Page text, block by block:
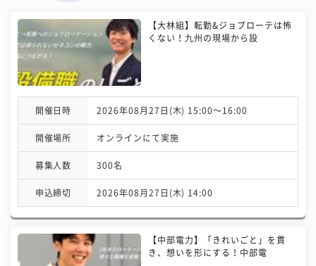
【大林組】転勤&ジョブローテは怖
くない！九州の現場から設
開催日時 2026年08月27日(木) 15:00〜16:00
開催場所 オンラインにて実施
募集人数 300名
申込締切 2026年08月27日(木) 14:00
【中部電力】「きれいごと」を貫
き、想いを形にする！中部電